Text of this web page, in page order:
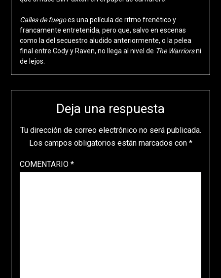
Calles de fuegoes una película de ritmo frenético y
francamente entretenida, pero que, salvo en escenas
como la del secuestro aludido anteriormente, o la pelea
final entre Cody y Raven, no llega al nivel de The Warriorsni
de lejos.
Deja una respuesta
Tu dirección de correo electrónico no será publicada.
Los campos obligatorios están marcados con *
COMENTARIO *